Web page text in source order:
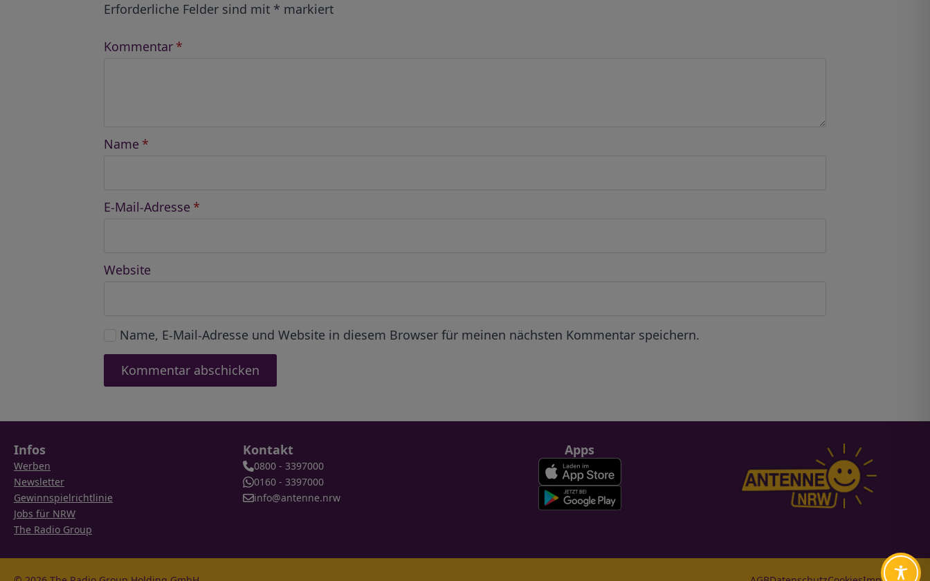
Erforderliche Felder sind mit * markiert
Kommentar *
Name *
E-Mail-Adresse *
Website
Name, E-Mail-Adresse und Website in diesem Browser für meinen nächsten Kommentar speichern.
Infos
Werben
Newsletter
Gewinnspielrichtlinie
Jobs für NRW
The Radio Group
Kontakt
0800 - 3397000
0160 - 3397000
info@antenne.nrw
Apps